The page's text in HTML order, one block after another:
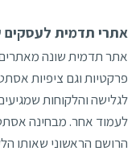
אתרי תדמית לעסקים
אתר תדמית שונה
פרקטיות וגם ציפיות
לגלישה והלקוחות
לעמוד אחר. מבחינה
הרושם הראשוני שאותו